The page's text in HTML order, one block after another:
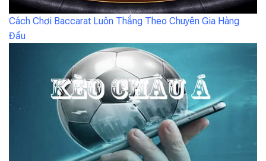
Cách Chơi Baccarat Luôn Thắng Theo Chuyên Gia Hàng
Đầu